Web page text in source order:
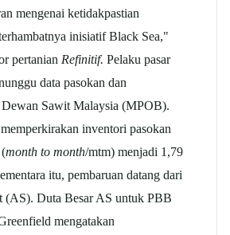
mengenai ketidakpastian
inisiatif Black Sea,"
pertanian Refinitif. Pelaku pasar
data pasokan dan
Sawit Malaysia (MPOB).
inventori pasokan
month to month/mtm) menjadi 1,79
itu, pembaruan datang dari
(AS). Duta Besar AS untuk PBB
mengatakan